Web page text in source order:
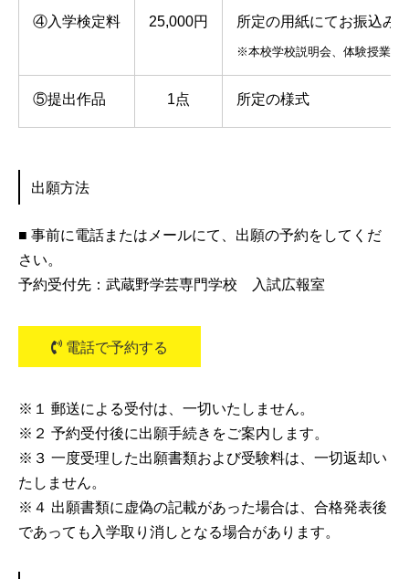
④入学検定料 25,000円 所定の用紙にてお振込み
※本校学校説明会、体験授業ま
⑤提出作品 1点 所定の様式
出願方法
■ 事前に電話またはメールにて、出願の予約をしてくだ
さい。
予約受付先：武蔵野学芸専門学校 入試広報室
電話で予約する
※１ 郵送による受付は、一切いたしません。
※２ 予約受付後に出願手続きをご案内します。
※３ 一度受理した出願書類および受験料は、一切返却い
たしません。
※４ 出願書類に虚偽の記載があった場合は、合格発表後
であっても入学取り消しとなる場合があります。